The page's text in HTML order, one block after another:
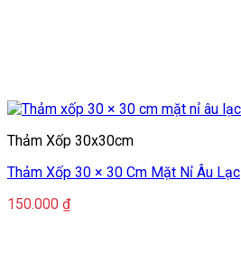
Thảm Xốp 30x30cm
Thảm Xốp 30 × 30 Cm Mặt Nỉ Âu Lạc
150.000 ₫